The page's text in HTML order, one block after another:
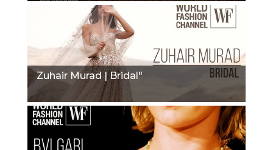
Zuhair Murad | Bridal"